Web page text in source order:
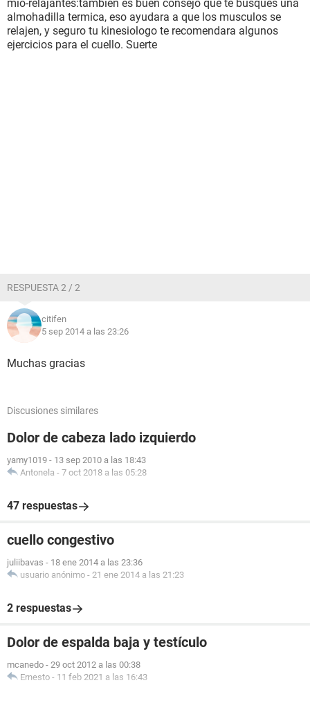
mio-relajantes:tambien es buen consejo que te busques una
almohadilla termica, eso ayudara a que los musculos se
relajen, y seguro tu kinesiologo te recomendara algunos
ejercicios para el cuello. Suerte
RESPUESTA 2 / 2
citifen
5 sep 2014 a las 23:26
Muchas gracias
Discusiones similares
Dolor de cabeza lado izquierdo
yamy1019 - 13 sep 2010 a las 18:43
Antonela - 7 oct 2018 a las 05:28
47 respuestas
cuello congestivo
juliibavas - 18 ene 2014 a las 23:36
usuario anónimo - 21 ene 2014 a las 21:23
2 respuestas
Dolor de espalda baja y testículo
mcanedo - 29 oct 2012 a las 00:38
Ernesto - 11 feb 2021 a las 16:43